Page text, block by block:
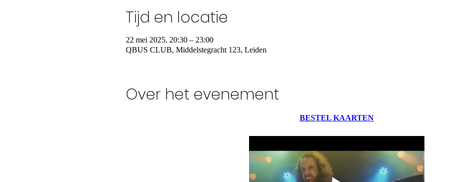
Tijd en locatie
22 mei 2025, 20:30 – 23:00
QBUS CLUB, Middelstegracht 123, Leiden
Over het evenement
BESTEL KAARTEN